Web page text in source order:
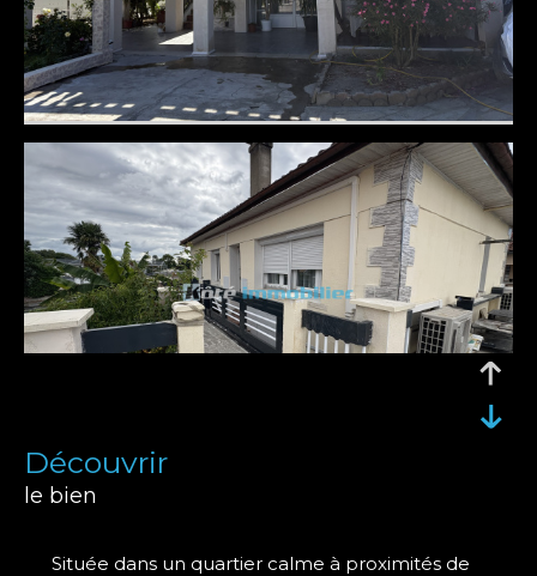
découvrir
le bien
Située dans un quartier calme à proximités de